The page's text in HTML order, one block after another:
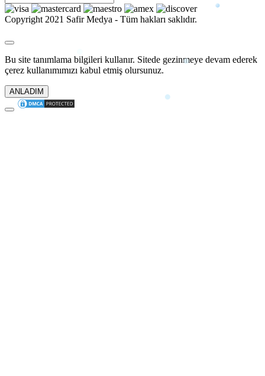
Copyright 2021 Safir Medya - Tüm hakları saklıdır.
Bu site tanımlama bilgileri kullanır. Sitede gezinmeye devam ederek
çerez kullanımımızı kabul etmiş olursunuz.
ANLADIM